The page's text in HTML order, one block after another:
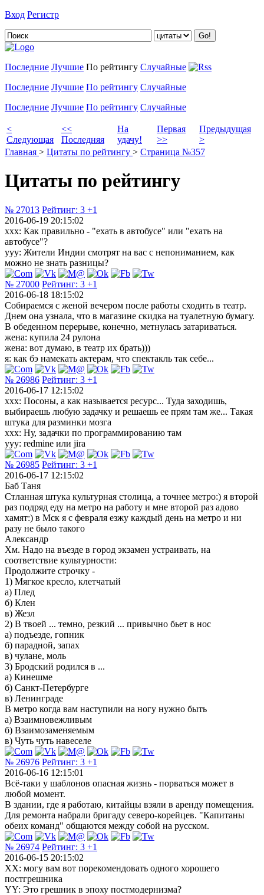
Вход Регистр
Последние Лучшие По рейтингу Случайные
Последние Лучшие По рейтингу Случайные
Последние Лучшие По рейтингу Случайные
<
Следующая
<<
Последняя
На
удачу!
Первая
>>
Предыдущая
>
Главная > Цитаты по рейтингу > Страница №357
Цитаты по рейтингу
№ 27013 Рейтинг: 3 +1
2016-06-19 20:15:02
xxx: Как правильно - "ехать в автобусе" или "ехать на
автобусе"?
yyy: Жители Индии смотрят на вас с непониманием, как
можно не знать разницы?
№ 27000 Рейтинг: 3 +1
2016-06-18 18:15:02
Собираемся с женой вечером после работы сходить в театр.
Днем она узнала, что в магазине скидка на туалетную бумагу.
В обеденном перерыве, конечно, метнулась затариваться.
жена: купила 24 рулона
жена: вот думаю, в театр их брать)))
я: как бэ намекать актерам, что спектакль так себе...
№ 26986 Рейтинг: 3 +1
2016-06-17 12:15:02
xxx: Посоны, а как называется ресурс... Туда заходишь,
выбираешь любую задачку и решаешь ее прям там же... Такая
штука для разминки мозга
xxx: Ну, задачки по программированию там
yyy: redmine или jira
№ 26985 Рейтинг: 3 +1
2016-06-17 12:15:02
Баб Таня
Стланная штука культурная столица, а точнее метро:) я второй
раз подряд еду на метро на работу и мне второй раз адово
хамят:) в Мск я с февраля езжу каждый день на метро и ни
разу не было такого
Александр
Хм. Надо на въезде в город экзамен устраивать, на
соответствие культурности:
Продолжите строчку -
1) Мягкое кресло, клетчатый
а) Плед
б) Клен
в) Жезл
2) В твоей ... темно, резкий ... привычно бьет в нос
а) подъезде, гопник
б) парадной, запах
в) чулане, моль
3) Бродский родился в ...
а) Кинешме
б) Санкт-Петербурге
в) Ленинграде
В метро когда вам наступили на ногу нужно быть
а) Взаимновежливым
б) Взаимозаменяемым
в) Чуть чуть навеселе
№ 26976 Рейтинг: 3 +1
2016-06-16 12:15:01
Всё-таки у шаблонов опасная жизнь - порваться может в
любой момент.
В здании, где я работаю, китайцы взяли в аренду помещения.
Для ремонта набрали бригаду северо-корейцев. "Капитаны
обеих команд" общаются между собой на русском.
№ 26974 Рейтинг: 3 +1
2016-06-15 20:15:02
XX: могу вам вот порекомендовать одного хорошего
постгрешника
YY: Это грешник в эпоху постмодернизма?